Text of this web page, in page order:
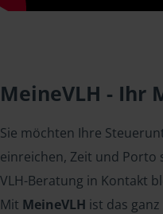
MeineVLH - Ihr
Sie möchten Ihre
einreichen, Zeit und
VLH-Beratung in Kontakt
Mit MeineVLH ist das